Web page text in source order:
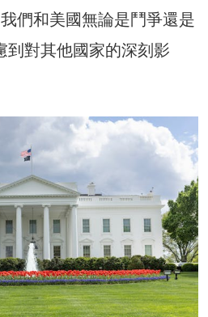
們和美國無論是鬥爭還是
到對其他國家的深刻影